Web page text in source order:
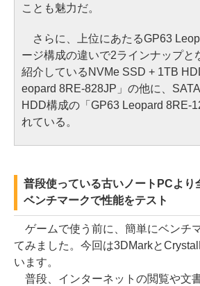
ことも魅力だ。
さらに、上位にあたるGP63
ージ構成の違いで2ラインナップと
紹介しているNVMe SSD + 1TB
eopard 8RE-828JP」の他に、
HDD構成の「GP63 Leopard 8RE-
れている。
普段使っている古いノートPCより
ベンチマークで性能をテスト
ゲームで使う前に、簡単にベンチ
てみました。今回は3DMarkと
います。
普段、インターネットの閲覧や文